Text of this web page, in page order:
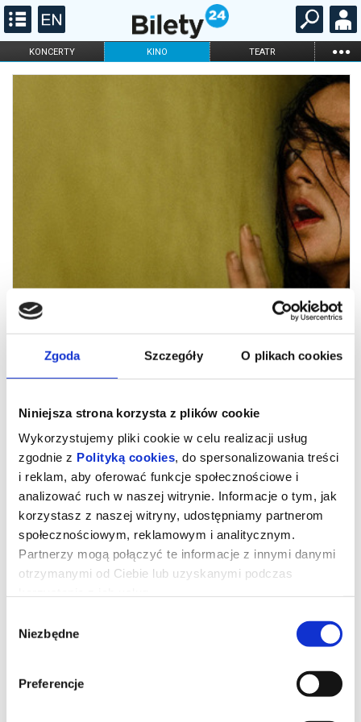
Zgoda Szczegóły O plikach cookies
Niniejsza strona korzysta z plików cookie
Wykorzystujemy pliki cookie w celu realizacji usług
zgodnie z Polityką cookies, do spersonalizowania treści
i reklam, aby oferować funkcje społecznościowe i
analizować ruch w naszej witrynie. Informacje o tym, jak
korzystasz z naszej witryny, udostępniamy partnerom
społecznościowym, reklamowym i analitycznym.
Partnerzy mogą połączyć te informacje z innymi danymi
otrzymanymi od Ciebie lub uzyskanymi podczas
zgody
Niezbędne
Preferencje
KONCERTY KINO TEATR ...
FILHARMONIA OPERA I BALET
Clark natrafia w podziemiach swojego sklepu na przejście do
niepokojącej, na pierwszy rzut oka pustej plątaniny niekończących
się korytarzy. Kiedy opowiada o tym swojej terapeutce, kobieta